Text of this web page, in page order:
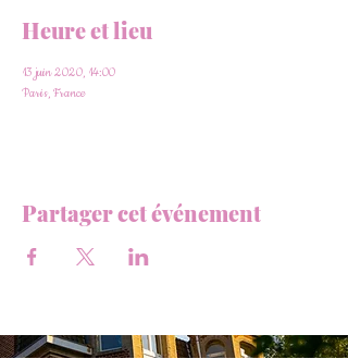
Heure et lieu
13 juin 2020, 14:00
Paris, France
Partager cet événement